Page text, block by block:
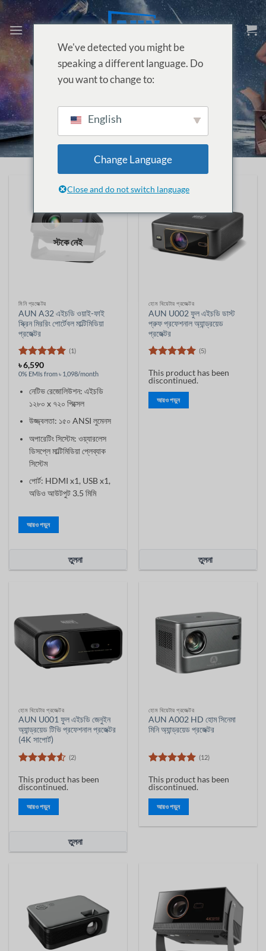
Skip
to
content
স্টকে নেই
মিনি প্রজেক্টর
AUN A32 এইচডি ওয়াই-ফাই
স্ক্রিন মিররিং পোর্টেবল মাল্টিমিডিয়া
প্রজেক্টর
5 ের মধ্যে
5রেট
(1)
৳6,590
0% EMIs from ৳ 1,098/month
নেটিভ রেজোলিউশন: এইচডি
১২৮০ x ৭২০ পিক্সেল
উজ্জ্বলতা: ১৫০ ANSI লুমেনস
অপারেটিং সিস্টেম: ওয়্যারলেস
ডিসপ্লে মাল্টিমিডিয়া প্লেব্যাক
সিস্টেম
পোর্ট: HDMI x1, USB x1,
অডিও আউটপুট 3.5 মিমি
আরও পড়ুন
তুলনা
হোম থিয়েটার প্রজেক্টর
AUN U002 ফুল এইচডি ডাস্ট
প্রুফ প্রফেশনাল অ্যান্ড্রয়েড
প্রজেক্টর
5 রেট
(5)
This product has been
discontinued.
আরও পড়ুন
তুলনা
হোম থিয়েটার প্রজেক্টর
AUN U001 ফুল এইচডি জেনুইন
অ্যান্ড্রয়েড টিভি প্রফেশনাল প্রজেক্টর
(4K সাপোর্ট)
4.5রেট
(2)
This product has been
discontinued.
আরও পড়ুন
তুলনা
হোম থিয়েটার প্রজেক্টর
AUN A002 HD হোম সিনেমা
মিনি অ্যান্ড্রয়েড প্রজেক্টর
5 রেট
(12)
This product has been
discontinued.
আরও পড়ুন
We've detected you might be
speaking a different language. Do
you want to change to:
English
Change Language
Close and do not switch language